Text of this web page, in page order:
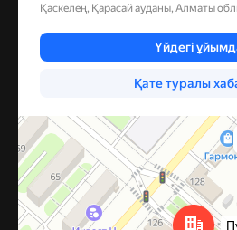
Костанай
Улица Пушкина, 59А — Яндекс Карты